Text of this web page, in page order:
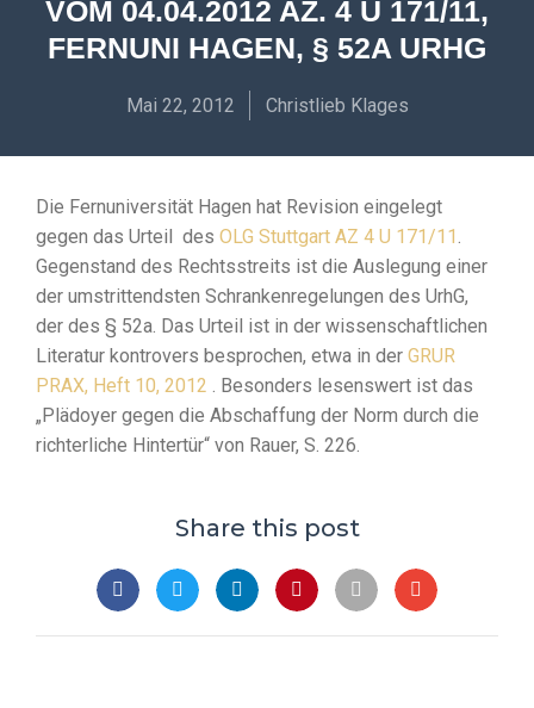
VOM 04.04.2012 AZ. 4 U 171/11,
FERNUNI HAGEN, § 52A URHG
Mai 22, 2012 Christlieb Klages
Die Fernuniversität Hagen hat Revision eingelegt
gegen das Urteil des OLG Stuttgart AZ 4 U 171/11.
Gegenstand des Rechtsstreits ist die Auslegung einer
der umstrittendsten Schrankenregelungen des UrhG,
der des § 52a. Das Urteil ist in der wissenschaftlichen
Literatur kontrovers besprochen, etwa in der GRUR
PRAX, Heft 10, 2012 . Besonders lesenswert ist das
„Plädoyer gegen die Abschaffung der Norm durch die
richterliche Hintertür“ von Rauer, S. 226.
Share this post